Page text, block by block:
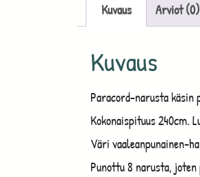
Kuvaus Arviot (0)
Kuvaus
Paracord-narusta
Kokonaispituus 240cm.
Väri vaaleanpunainen-
Punottu 8 narusta, joten